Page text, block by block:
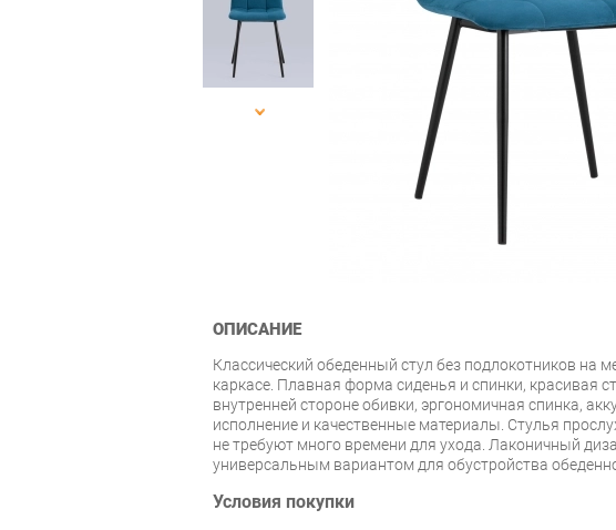
ОПИСАНИЕ
Классический обеденный стул без подлокотников на
каркасе. Плавная форма сиденья и спинки, красивая
внутренней стороне обивки, эргономичная спинка,
исполнение и качественные материалы. Стулья
не требуют много времени для ухода. Лаконичный
универсальным вариантом для обустройства
Условия покупки